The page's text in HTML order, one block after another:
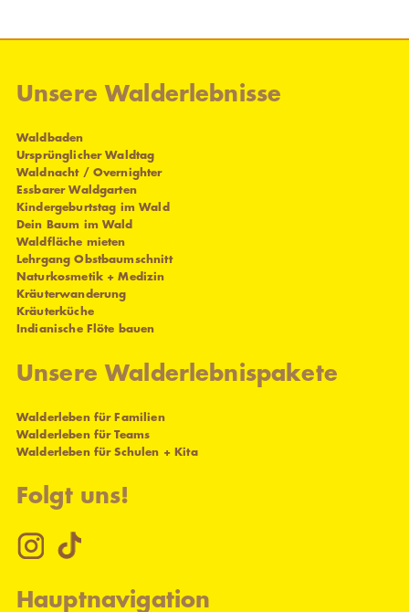
Unsere Walderlebnisse
Waldbaden
Ursprünglicher Waldtag
Waldnacht / Overnighter
Essbarer Waldgarten
Kindergeburtstag im Wald
Dein Baum im Wald
Waldfläche mieten
Lehrgang Obstbaumschnitt
Naturkosmetik + Medizin
Kräuterwanderung
Kräuterküche
Indianische Flöte bauen
Unsere Walderlebnispakete
Walderleben für Familien
Walderleben für Teams
Walderleben für Schulen + Kita
Folgt uns!
Hauptnavigation